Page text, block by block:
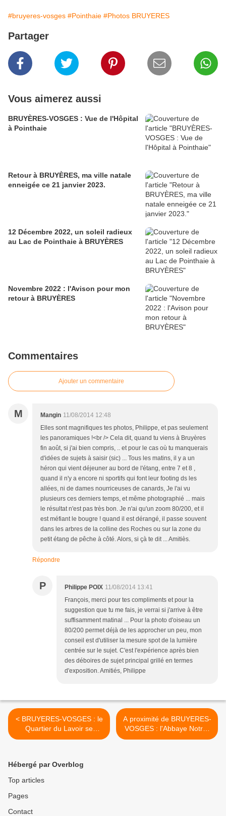
#bruyeres-vosges #Pointhaie #Photos BRUYERES
Partager
Vous aimerez aussi
BRUYÈRES-VOSGES : Vue de l'Hôpital
à Pointhaie
Retour à BRUYÈRES, ma ville natale
enneigée ce 21 janvier 2023.
12 Décembre 2022, un soleil radieux
au Lac de Pointhaie à BRUYÈRES
Novembre 2022 : l'Avison pour mon
retour à BRUYÈRES
Commentaires
Ajouter un commentaire
M Mangin 11/08/2014 12:48
Elles sont magnifiques tes photos, Philippe, et pas seulement
les panoramiques !<br /> Cela dit, quand tu viens à Bruyères
fin août, si j'ai bien compris, .. et pour le cas où tu manquerais
d'idées de sujets à saisir (sic) ... Tous les matins, il y a un
héron qui vient déjeuner au bord de l'étang, entre 7 et 8 ,
quand il n'y a encore ni sportifs qui font leur footing ds les
allées, ni de dames nourriceuses de canards, Je l'ai vu
plusieurs ces derniers temps, et même photographié ... mais
le résultat n'est pas très bon. Je n'ai qu'un zoom 80/200, et il
est méfiant le bougre ! quand il est dérangé, il passe souvent
dans les arbres de la colline des Roches ou sur la zone du
petit étang de pêche à côté. Alors, si çà te dit ... Amitiès.
Répondre
P Philippe POIX 11/08/2014 13:41
François, merci pour tes compliments et pour la
suggestion que tu me fais, je verrai si j'arrive à être
suffisamment matinal ... Pour la photo d'oiseau un
80/200 permet déjà de les approcher un peu, mon
conseil est d'utiliser la mesure spot de la lumière
centrée sur le sujet. C'est l'expérience après bien
des déboires de sujet principal grillé en termes
d'exposition. Amitiés, Philippe
< BRUYERES-VOSGES : le
Quartier du Lavoir se
dévoile
A proximité de BRUYERES-
VOSGES : l'Abbaye Notre-
Dame d'AUTREY >
Hébergé par Overblog
Top articles
Pages
Contact